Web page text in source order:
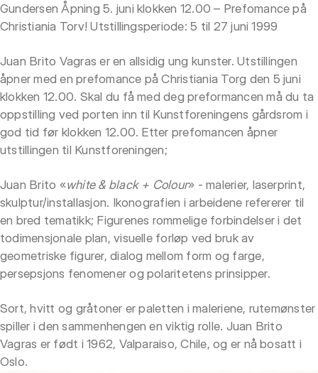
Gundersen Åpning 5. juni klokken 12.00 – Prefomance på
Christiania Torv! Utstillingsperiode: 5 til 27 juni 1999
Juan Brito Vagras er en allsidig ung kunster. Utstillingen
åpner med en prefomance på Christiania Torg den 5 juni
klokken 12.00. Skal du få med deg preformancen må du ta
oppstilling ved porten inn til Kunstforeningens gårdsrom i
god tid før klokken 12.00. Etter prefomancen åpner
utstillingen til Kunstforeningen;
Juan Brito «white & black + Colour» - malerier, laserprint,
skulptur/installasjon. Ikonografien i arbeidene refererer til
en bred tematikk; Figurenes rommelige forbindelser i det
todimensjonale plan, visuelle forløp ved bruk av
geometriske figurer, dialog mellom form og farge,
persepsjons fenomener og polaritetens prinsipper.
Sort, hvitt og gråtoner er paletten i maleriene, rutemønster
spiller i den sammenhengen en viktig rolle. Juan Brito
Vagras er født i 1962, Valparaiso, Chile, og er nå bosatt i
Oslo.